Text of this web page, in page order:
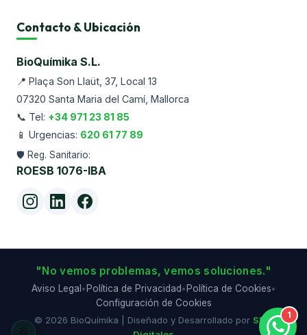
Contacto & Ubicación
BioQuímika S.L.
📍 Plaça Son Llaüt, 37, Local 13
07320 Santa Maria del Camí , Mallorca
📞 Tel: +34 971 23 81 85
📱 Urgencias: 620 61 77 89
🛡️ Reg. Sanitario:
ROESB 1076-IBA
"No vemos problemas, vemos soluciones."
Aviso Legal • Política de Privacidad • Política de Cookies•
Configuración de Cookies
© 2026 BioQuímika | Diseñado y Desarrollado por SMF